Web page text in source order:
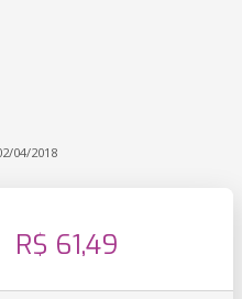
04/2018
R$ 61,49